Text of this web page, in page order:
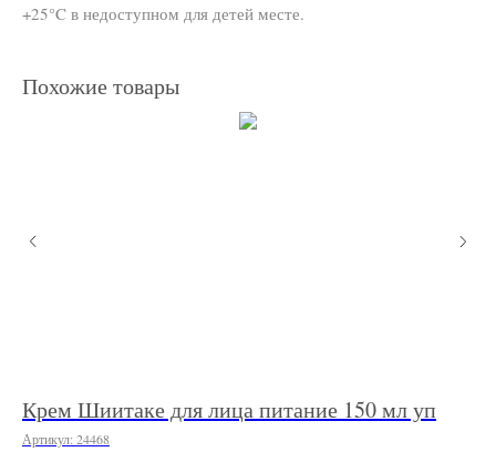
+25°C в недоступном для детей месте.
Похожие товары
Крем Шиитаке для лица питание 150 мл уп
Артикул: 24468